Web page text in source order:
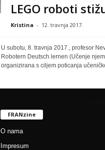
LEGO roboti
Kristina - 12. travnja 2017.
U subotu, 8. travnja 2017., profesor
Robotern Deutsch lernen (Učenje
organizirana s ciljem poticanja
FRANzine
O nama
Impresum